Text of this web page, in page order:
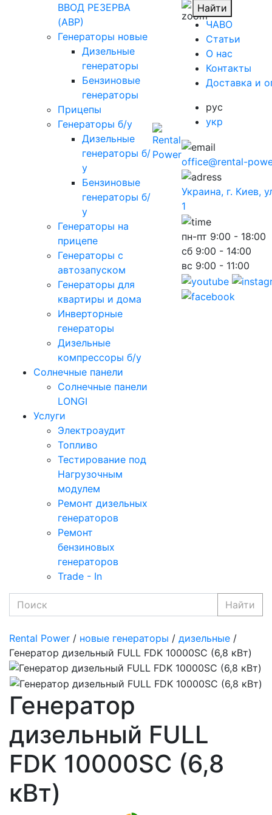
ВВОД РЕЗЕРВА
(АВР)
Генераторы новые
Дизельные
генераторы
Бензиновые
генераторы
Прицепы
Генераторы б/у
Дизельные
генераторы б/
у
Бензиновые
генераторы б/
у
Генераторы на
прицепе
Генераторы с
автозапуском
Генераторы для
квартиры и дома
Инверторные
генераторы
Дизельные
компрессоры б/у
Солнечные панели
Солнечные панели
LONGI
Услуги
Электроаудит
Топливо
Тестирование под
Нагрузочным
модулем
Ремонт дизельных
генераторов
Ремонт
бензиновых
генераторов
Trade - In
Найти
ЧАВО
Cтатьи
O нас
Контакты
Доставка и
рус
укр
office@rental-
Украина, г. Киев,
1
пн-пт 9:00 - 18:00
сб 9:00 - 14:00
вс 9:00 - 11:00
Найти
Rental Power / новые генераторы / дизельные /
Генератор дизельный FULL FDK 10000SC (6,8 кВт)
Генератор
дизельный FULL
FDK 10000SC (6,8
кВт)